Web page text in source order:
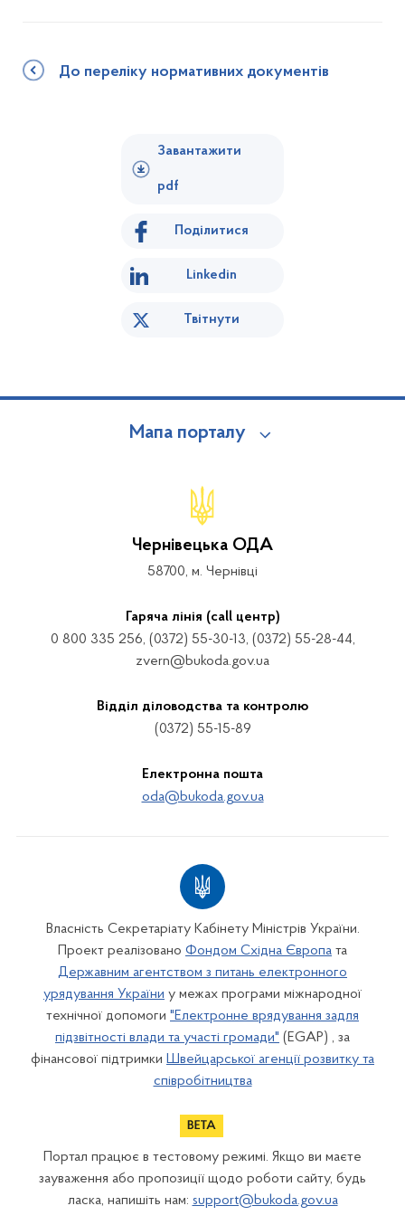
До переліку нормативних документів
Завантажити
pdf
Поділитися
Linkedin
Твітнути
Мапа порталу
Чернівецька ОДА
58700, м. Чернівці
Гаряча лінія (call центр)
0 800 335 256, (0372) 55-30-13, (0372) 55-28-44,
zvern@bukoda.gov.ua
Відділ діловодства та контролю
(0372) 55-15-89
Електронна пошта
oda@bukoda.gov.ua
Власність Секретаріату Кабінету Міністрів України.
Проект реалізовано Фондом Східна Європа та
Державним агентством з питань електронного
урядування України у межах програми міжнародної
технічної допомоги "Електронне врядування задля
підзвітності влади та участі громади" (EGAP) , за
фінансової підтримки Швейцарської агенції розвитку та
співробітництва
Портал працює в тестовому режимі. Якщо ви маєте
зауваження або пропозиції щодо роботи сайту, будь
ласка, напишіть нам: support@bukoda.gov.ua